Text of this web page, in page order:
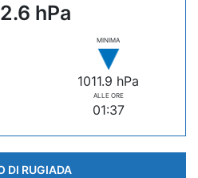
hPa
MINIMA
1011.9 hPa
ALLE ORE
01:37
DI RUGIADA